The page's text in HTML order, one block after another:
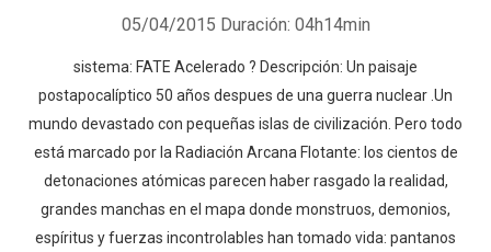
05/04/2015 Duración: 04h14min
sistema: FATE Acelerado ? Descripción: Un paisaje
postapocalíptico 50 años despues de una guerra nuclear .Un
mundo devastado con pequeñas islas de civilización. Pero todo
está marcado por la Radiación Arcana Flotante: los cientos de
detonaciones atómicas parecen haber rasgado la realidad,
grandes manchas en el mapa donde monstruos, demonios,
espíritus y fuerzas incontrolables han tomado vida: pantanos